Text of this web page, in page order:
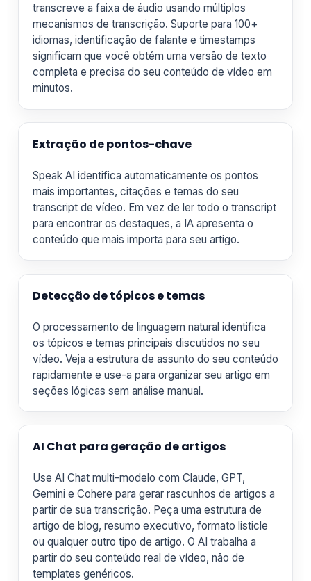
transcreve a faixa de áudio usando múltiplos
mecanismos de transcrição. Suporte para 100+
idiomas, identificação de falante e timestamps
significam que você obtém uma versão de texto
completa e precisa do seu conteúdo de vídeo em
minutos.
Extração de pontos-chave
Speak AI identifica automaticamente os pontos
mais importantes, citações e temas do seu
transcript de vídeo. Em vez de ler todo o transcript
para encontrar os destaques, a IA apresenta o
conteúdo que mais importa para seu artigo.
Detecção de tópicos e temas
O processamento de linguagem natural identifica
os tópicos e temas principais discutidos no seu
vídeo. Veja a estrutura de assunto do seu conteúdo
rapidamente e use-a para organizar seu artigo em
seções lógicas sem análise manual.
AI Chat para geração de artigos
Use AI Chat multi-modelo com Claude, GPT,
Gemini e Cohere para gerar rascunhos de artigos a
partir de sua transcrição. Peça uma estrutura de
artigo de blog, resumo executivo, formato listicle
ou qualquer outro tipo de artigo. O AI trabalha a
partir do seu conteúdo real de vídeo, não de
templates genéricos.